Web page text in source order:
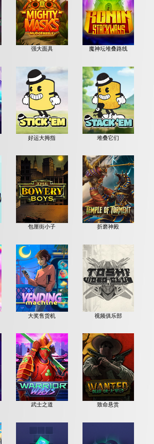
强大面具 魔神坛堆叠路线
好运大拇指 堆叠它们
包厘街小子 折磨神殿
大奖售货机 视频俱乐部
武士之道 致命悬赏